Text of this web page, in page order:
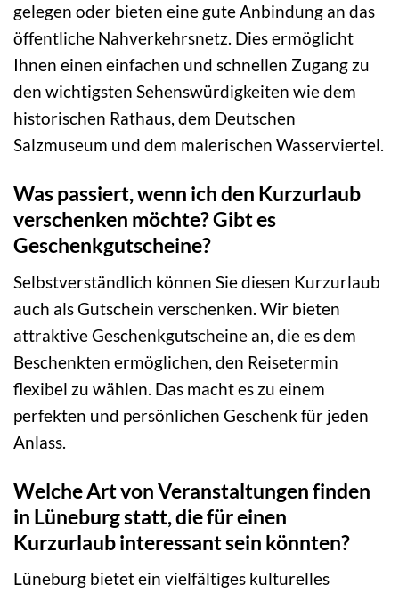
gelegen oder bieten eine gute Anbindung an das
öffentliche Nahverkehrsnetz. Dies ermöglicht
Ihnen einen einfachen und schnellen Zugang zu
den wichtigsten Sehenswürdigkeiten wie dem
historischen Rathaus, dem Deutschen
Salzmuseum und dem malerischen Wasserviertel.
Was passiert, wenn ich den Kurzurlaub
verschenken möchte? Gibt es
Geschenkgutscheine?
Selbstverständlich können Sie diesen Kurzurlaub
auch als Gutschein verschenken. Wir bieten
attraktive Geschenkgutscheine an, die es dem
Beschenkten ermöglichen, den Reisetermin
flexibel zu wählen. Das macht es zu einem
perfekten und persönlichen Geschenk für jeden
Anlass.
Welche Art von Veranstaltungen finden
in Lüneburg statt, die für einen
Kurzurlaub interessant sein könnten?
Lüneburg bietet ein vielfältiges kulturelles